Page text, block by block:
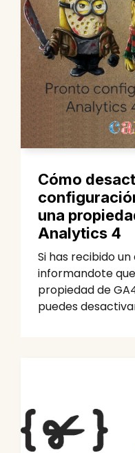
Cómo
una
Analytics 4
Si has recibido
informandote
propiedad de
puedes